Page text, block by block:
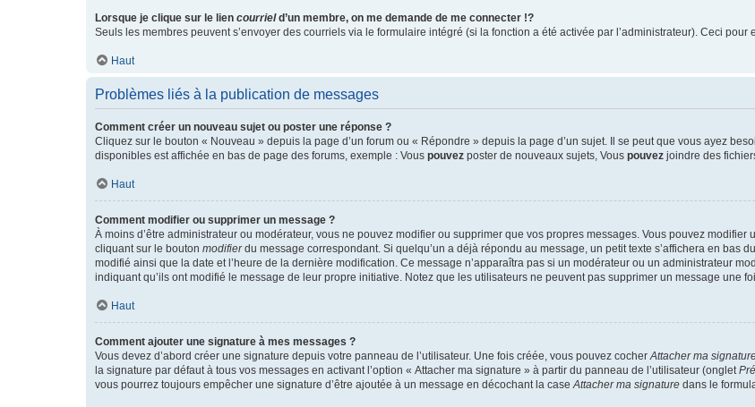
Lorsque je clique sur le lien courrield’un membre, on me demande de me connecter !?
Seuls les membres peuvent s’envoyer des courriels via le formulaire intégré (si la fonction a été activée par l’administrateur). Ceci
Haut
Problèmes liés à la publication de messages
Comment créer un nouveau sujet ou poster une réponse ?
Cliquez sur le bouton « Nouveau » depuis la page d’un forum ou « Répondre » depuis la page d’un sujet. Il se peut que vous ayez
disponibles est affichée en bas de page des forums, exemple : Vous pouvez poster de nouveaux sujets, Vous pouvez joindre des
Haut
Comment modifier ou supprimer un message ?
À moins d’être administrateur ou modérateur, vous ne pouvez modifier ou supprimer que vos propres messages. Vous pouvez
cliquant sur le bouton modifierdu message correspondant. Si quelqu’un a déjà répondu au message, un petit texte s’affichera en bas
modifié ainsi que la date et l’heure de la dernière modification. Ce message n’apparaîtra pas si un modérateur ou un administrateur
indiquant qu’ils ont modifié le message de leur propre initiative. Notez que les utilisateurs ne peuvent pas supprimer un message une
Haut
Comment ajouter une signature à mes messages ?
Vous devez d’abord créer une signature depuis votre panneau de l’utilisateur. Une fois créée, vous pouvez cocherAttacher ma
la signature par défaut à tous vos messages en activant l’option « Attacher ma signature » à partir du panneau de l’utilisateur (onglet
vous pourrez toujours empêcher une signature d’être ajoutée à un message en décochant la caseAttacher ma signature dans le